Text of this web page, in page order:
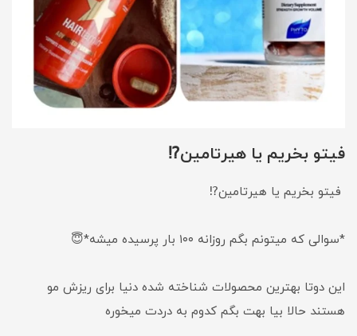
فیتو بخریم یا هیرتامین⁉️
فیتو بخریم یا هیرتامین⁉️
*سوالی که میتونم بگم روزانه ۱۰۰ بار پرسیده میشه*😇
این دوتا بهترین محصولات شناخته شده دنیا برای ریزش مو
هستند حالا بیا بهت بگم کدوم به دردت میخوره